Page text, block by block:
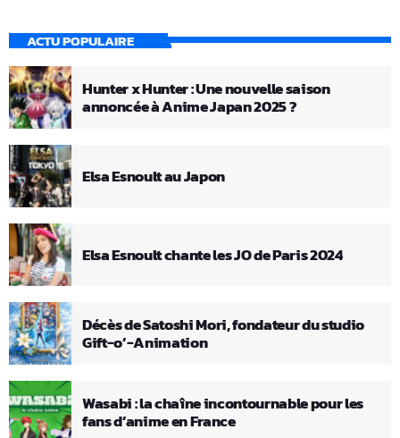
ACTU POPULAIRE
Hunter x Hunter : Une nouvelle saison
annoncée à Anime Japan 2025 ?
Elsa Esnoult au Japon
Elsa Esnoult chante les JO de Paris 2024
Décès de Satoshi Mori, fondateur du studio
Gift-o’-Animation
Wasabi : la chaîne incontournable pour les
fans d’anime en France